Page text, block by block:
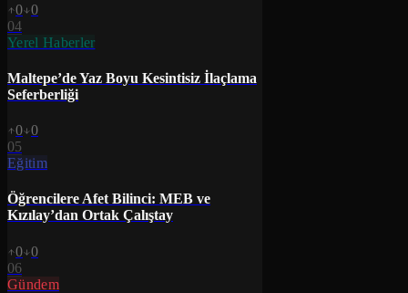
0 0
04
Yerel Haberler
Maltepe’de Yaz Boyu Kesintisiz İlaçlama
Seferberliği
0 0
05
Eğitim
Öğrencilere Afet Bilinci: MEB ve
Kızılay’dan Ortak Çalıştay
0 0
06
Gündem